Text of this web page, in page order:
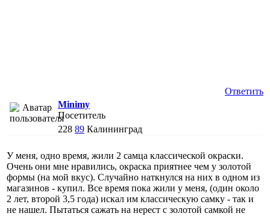
Ответить
Minimy
Посетитель
228 89 Калининград
У меня, одно время, жили 2 самца классической окраски.
Очень они мне нравились, окраска приятнее чем у золотой
формы (на мой вкус). Случайно наткнулся на них в одном из
магазинов - купил. Все время пока жили у меня, (один около
2 лет, второй 3,5 года) искал им классическую самку - так и
не нашел. Пытаться сажать на нерест с золотой самкой не